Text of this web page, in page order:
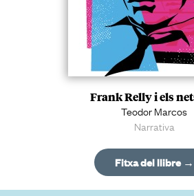
Frank Relly i els
Teodor Marcos
Narrativa
Fitxa del llibre →